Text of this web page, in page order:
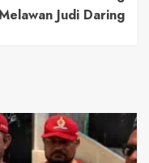
Judi Daring